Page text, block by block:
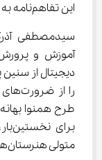
این تفاهم‌نامه به شمار می‌رود.
سیدمصطفی
را
متولی هنرستان‌ها، ایفای نقش کرد.